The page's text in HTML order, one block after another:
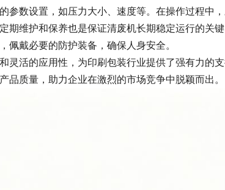
参数设置，如压力大小、速度等。在操作过程中
期维护和保养也是保证清废机长期稳定运行的关
佩戴必要的防护装备，确保人身安全。
灵活的应用性，为印刷包装行业提供了强有力的
质量，助力企业在激烈的市场竞争中脱颖而出。